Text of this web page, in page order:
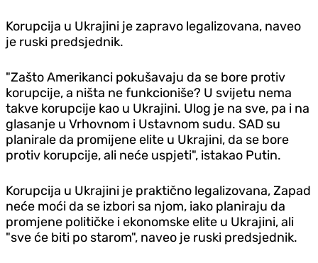
Korupcija u Ukrajini je zapravo legalizovana, naveo
je ruski predsjednik.
"Zašto Amerikanci pokušavaju da se bore protiv
korupcije, a ništa ne funkcioniše? U svijetu nema
takve korupcije kao u Ukrajini. Ulog je na sve, pa i na
glasanje u Vrhovnom i Ustavnom sudu. SAD su
planirale da promijene elite u Ukrajini, da se bore
protiv korupcije, ali neće uspjeti", istakao Putin.
Korupcija u Ukrajini je praktično legalizovana, Zapad
neće moći da se izbori sa njom, iako planiraju da
promjene političke i ekonomske elite u Ukrajini, ali
"sve će biti po starom", naveo je ruski predsjednik.